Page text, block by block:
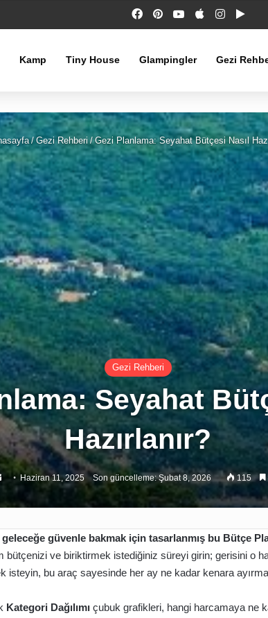
Facebook
PinterestYouTube
AppleInstagram
Kamp Tiny House Glampingler Gezi
/ Gezi Rehberi / Gezi Planlama: Seyahat Bütçesi Nasıl
Gezi Rehberi
Seyahat
Hazırlanır?
Bir
posta
Haziran 11, 2025 Son güncelleme: Şubat 8, 2026 115
geleceğe güvenle bakmak için tasarlanmış bu Bütçe
bütçenizi ve biriktirmek istediğiniz süreyi girin; gerisini o
isteyin, bu araç sayesinde her ay ne kadar kenara
Kategori Dağılımıçubuk grafikleri, hangi harcamaya ne